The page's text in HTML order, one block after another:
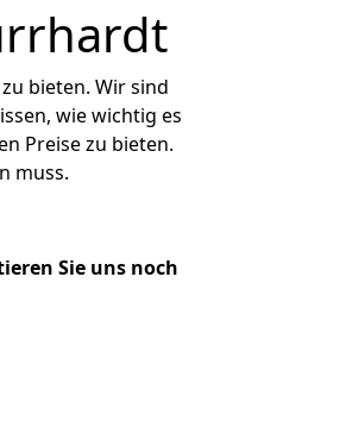
zu bieten. Wir sind
wie wichtig es
Preise zu bieten.
muss.
Sie uns noch